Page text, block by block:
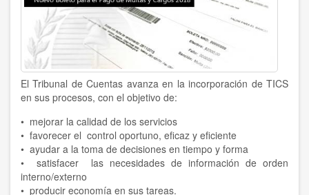
El Tribunal de Cuentas avanza en la incorporación de TICS
en sus procesos, con el objetivo de:
• mejorar la calidad de los servicios
• favorecer el control oportuno, eficaz y eficiente
• ayudar a la toma de decisiones en tiempo y forma
• satisfacer las necesidades de información de orden
interno/externo
• producir economía en sus tareas.